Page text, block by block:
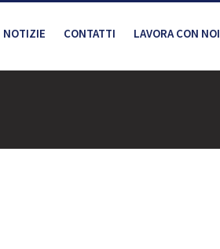
NOTIZIE CONTATTI LAVORA CON NOI